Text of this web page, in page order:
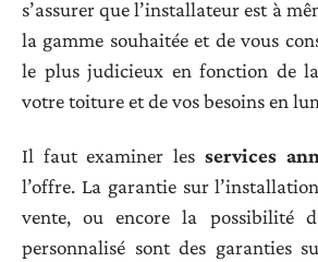
s’assurer que l’installateur est à
la gamme souhaitée et de vous
le plus judicieux en fonction de
votre toiture et de vos besoins en
Il faut examiner les services
l’offre. La garantie sur
vente, ou encore la possibilité
personnalisé sont des garanties